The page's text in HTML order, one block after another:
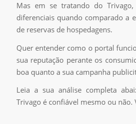
Mas em se tratando do
diferenciais quando comparado a
de reservas de hospedagens.
Quer entender como o portal
sua reputação perante os
boa quanto a sua campanha
Leia a sua análise completa
Trivago é confiável mesmo ou não.